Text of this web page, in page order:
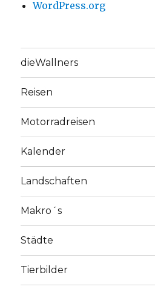
WordPress.org
dieWallners
Reisen
Motorradreisen
Kalender
Landschaften
Makro´s
Städte
Tierbilder